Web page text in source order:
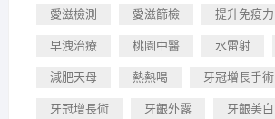
愛滋檢測 愛滋篩檢 提升免疫力
早洩治療 桃園中醫 水雷射
減肥天母 熱熱喝 牙冠增長手術
牙冠增長術 牙齦外露 牙齦美白